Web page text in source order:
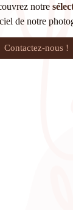
notre
de notre
Contactez-nous !